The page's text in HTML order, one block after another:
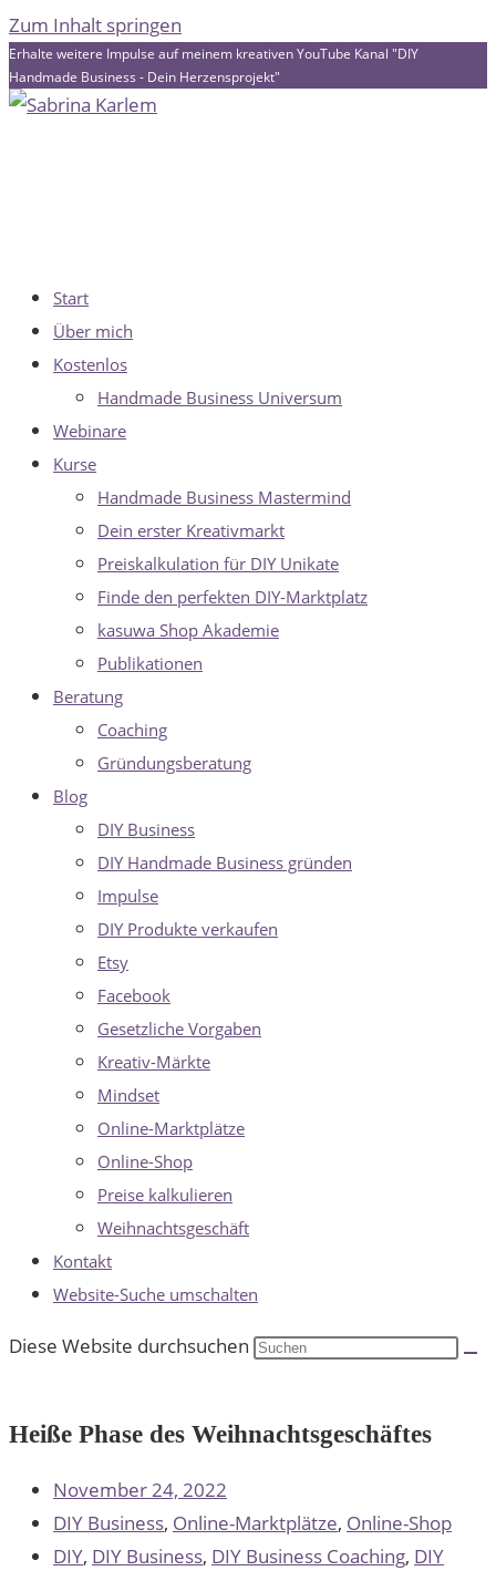
Zum Inhalt springen
Erhalte weitere Impulse auf meinem kreativen YouTube Kanal "DIY
Handmade Business - Dein Herzensprojekt"
Start
Über mich
Kostenlos
Handmade Business Universum
Webinare
Kurse
Handmade Business Mastermind
Dein erster Kreativmarkt
Preiskalkulation für DIY Unikate
Finde den perfekten DIY-Marktplatz
kasuwa Shop Akademie
Publikationen
Beratung
Coaching
Gründungsberatung
Blog
DIY Business
DIY Handmade Business gründen
Impulse
DIY Produkte verkaufen
Etsy
Facebook
Gesetzliche Vorgaben
Kreativ-Märkte
Mindset
Online-Marktplätze
Online-Shop
Preise kalkulieren
Weihnachtsgeschäft
Kontakt
Website-Suche umschalten
Diese Website durchsuchen
Heiße Phase des Weihnachtsgeschäftes
November 24, 2022
DIY Business, Online-Marktplätze, Online-Shop
DIY, DIY Business, DIY Business Coaching, DIY